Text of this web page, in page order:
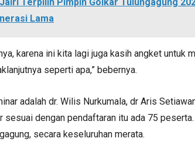
Lama
karena ini kita lagi juga kasih angket untuk
seperti apa,” bebernya.
adalah dr. Wilis Nurkumala, dr Aris
sesuai dengan pendaftaran itu ada 75
secara keseluruhan merata.